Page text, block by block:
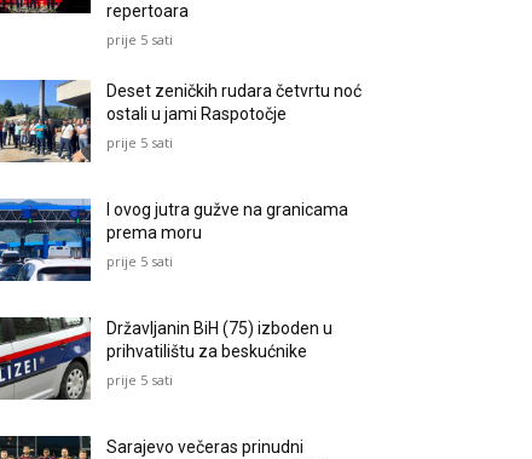
repertoara
prije 5 sati
Deset zeničkih rudara četvrtu noć
ostali u jami Raspotočje
prije 5 sati
I ovog jutra gužve na granicama
prema moru
prije 5 sati
Državljanin BiH (75) izboden u
prihvatilištu za beskućnike
prije 5 sati
Sarajevo večeras prinudni